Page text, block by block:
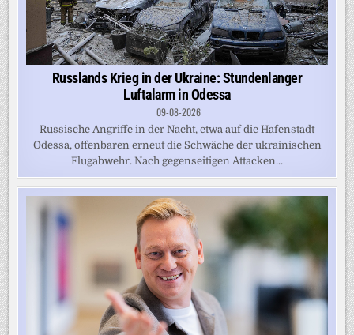
Russlands Krieg in der Ukraine: Stundenlanger
Luftalarm in Odessa
09-08-2026
Russische Angriffe in der Nacht, etwa auf die Hafenstadt
Odessa, offenbaren erneut die Schwäche der ukrainischen
Flugabwehr. Nach gegenseitigen Attacken...